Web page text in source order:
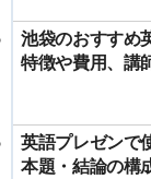
池袋のおすすめ
特徴や費用、講
英語プレゼンで
本題・結論の構